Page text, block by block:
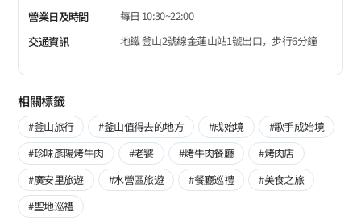
營業日及時間
每日 10:30~22:00
交通資訊
地鐵 釜山2號線金蓮山站1號出口，步行6分鐘
相關標籤
#釜山旅行 #釜山值得去的地方 #成始境
#歌手成始境
#珍味彥陽烤牛肉
#老饕 #烤牛肉餐廳
#烤肉店
#廣安里旅遊
#水營區旅遊 #餐廳巡禮
#美食之旅
#聖地巡禮